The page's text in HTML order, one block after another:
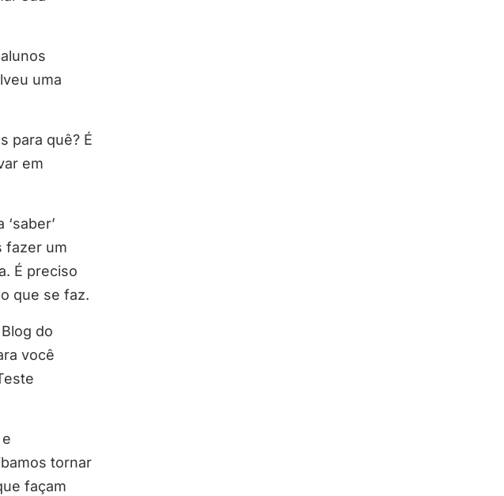
uma
para quê? É
em
‘saber’
fazer um
É preciso
que se faz.
do
você
tornar
façam